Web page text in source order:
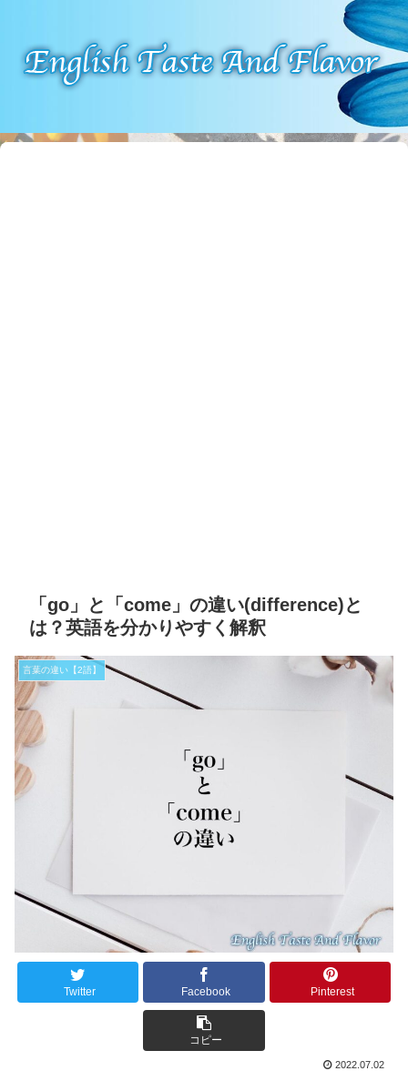
「go」と「come」の違い(difference)と
は？英語を分かりやすく解釈
言葉の違い【2語】
Twitter Facebook Pinterest
コピー
2022.07.02